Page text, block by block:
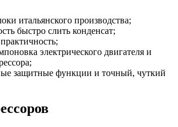
итальянского производства;
быстро слить конденсат;
электрического двигателя и
защитные функции и точный, чуткий